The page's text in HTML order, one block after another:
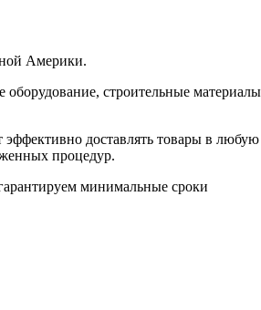
Америки.
строительные материалы
доставлять товары в любую
процедур.
минимальные сроки